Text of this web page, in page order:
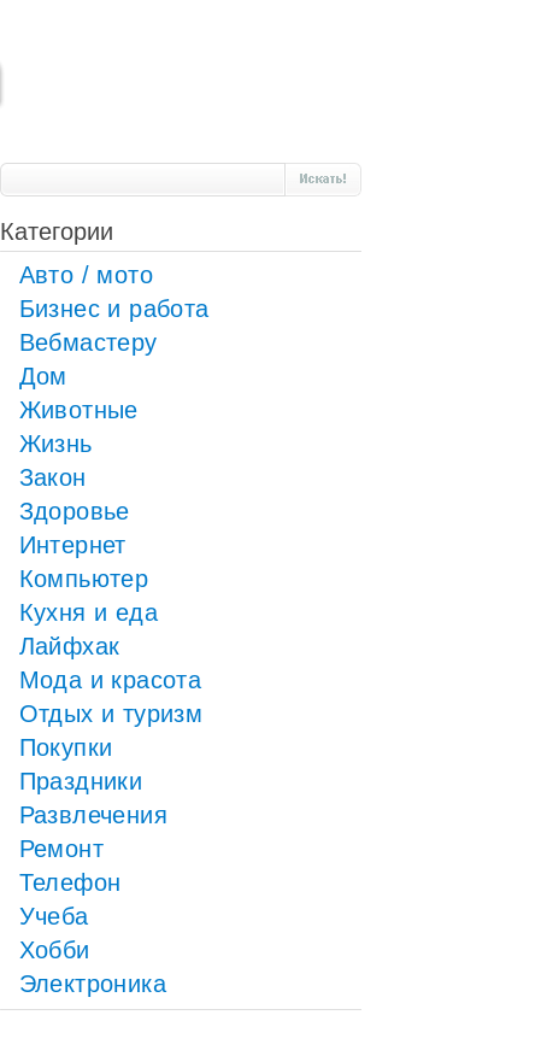
Категории
Авто / мото
Бизнес и работа
Вебмастеру
Дом
Животные
Жизнь
Закон
Здоровье
Интернет
Компьютер
Кухня и еда
Лайфхак
Мода и красота
Отдых и туризм
Покупки
Праздники
Развлечения
Ремонт
Телефон
Учеба
Хобби
Электроника